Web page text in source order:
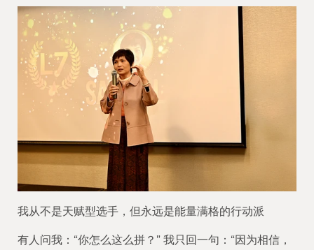
我从不是天赋型选手，但永远是能量满格的行动派
有人问我：“你怎么这么拼？” 我只回一句：“因为相信，